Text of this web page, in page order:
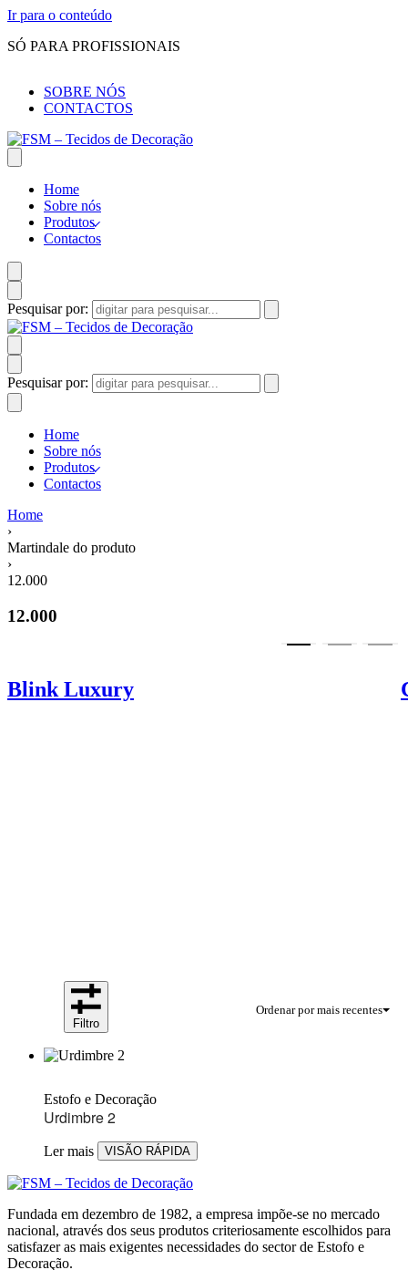
Ir para o conteúdo
SÓ PARA PROFISSIONAIS
SOBRE NÓS
CONTACTOS
Home
Sobre nós
Produtos
Contactos
Pesquisar por:
Pesquisar por:
Home
Sobre nós
Produtos
Contactos
Home
›
Martindale do produto
›
12.000
12.000
Blink Luxury
Ordenar por mais recentes
Filtro
Estofo e Decoração
Urdimbre 2
Ler mais VISÃO RÁPIDA
Fundada em dezembro de 1982, a empresa impõe-se no mercado
nacional, através dos seus produtos criteriosamente escolhidos para
satisfazer as mais exigentes necessidades do sector de Estofo e
Decoração.